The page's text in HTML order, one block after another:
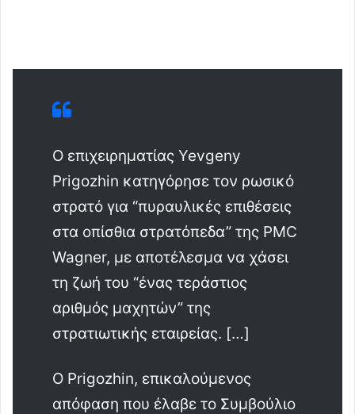
Ο επιχειρηματίας Yevgeny
Prigozhin κατηγόρησε τον ρωσικό
στρατό για “πυραυλικές επιθέσεις
στα οπίσθια στρατόπεδα” της PMC
Wagner, με αποτέλεσμα να χάσει
τη ζωή του “ένας τεράστιος
αριθμός μαχητών” της
στρατιωτικής εταιρείας. […]
Ο Prigozhin, επικαλούμενος
απόφαση που έλαβε το Συμβούλιο